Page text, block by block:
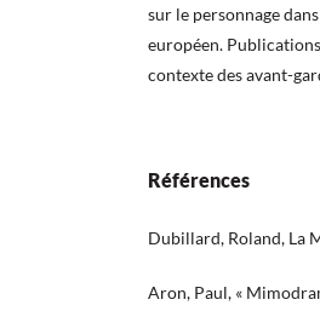
sur le personnage
européen.
contexte des avant-
Références
Dubillard, Roland, La
Aron, Paul, «